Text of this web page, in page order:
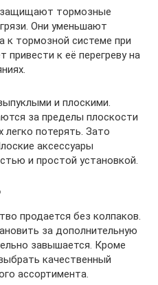
защищают тормозные
Они уменьшают
к тормозной системе при
к её перегреву на
и плоскими.
за пределы плоскости
легко потерять. Зато
аксессуары
и простой установкой.
продается без колпаков.
за дополнительную
завышается. Кроме
качественный
ассортимента.